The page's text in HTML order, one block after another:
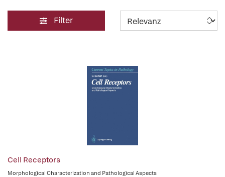
Filter
Cell Receptors
Morphological Characterization and Pathological Aspects